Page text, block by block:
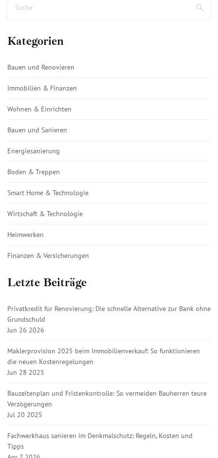
Kategorien
Bauen und Renovieren
Immobilien & Finanzen
Wohnen & Einrichten
Bauen und Sanieren
Energiesanierung
Boden & Treppen
Smart Home & Technologie
Wirtschaft & Technologie
Heimwerken
Finanzen & Versicherungen
Letzte Beiträge
Privatkredit für Renovierung: Die schnelle Alternative zur Bank ohne
Grundschuld
Jun 26 2026
Maklerprovision 2025 beim Immobilienverkauf: So funktionieren
die neuen Kostenregelungen
Jun 28 2025
Bauzeitenplan und Fristenkontrolle: So vermeiden Bauherren teure
Verzögerungen
Jul 20 2025
Fachwerkhaus sanieren im Denkmalschutz: Regeln, Kosten und
Tipps